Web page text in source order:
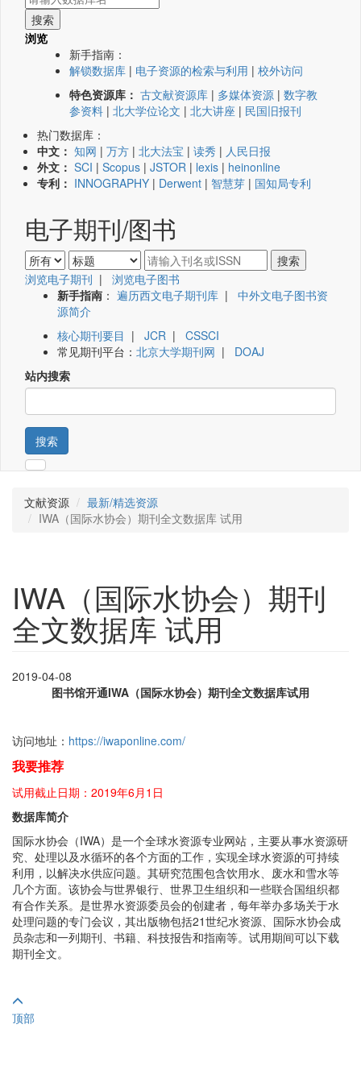
浏览
新手指南：
解锁数据库 | 电子资源的检索与利用 | 校外访问
特色资源库： 古文献资源库 | 多媒体资源 | 数字教
参资料 | 北大学位论文 | 北大讲座 | 民国旧报刊
热门数据库：
中文： 知网 | 万方 | 北大法宝 | 读秀 | 人民日报
外文： SCI | Scopus | JSTOR | lexis | heinonline
专利： INNOGRAPHY | Derwent | 智慧芽 | 国知局专利
电子期刊/图书
浏览电子期刊 | 浏览电子图书
新手指南 ： 遍历西文电子期刊库 | 中外文电子图书资
源简介
核心期刊要目 | JCR | CSSCI
常见期刊平台： 北京大学期刊网 | DOAJ
站内搜索
搜索
文献资源
最新/精选资源
IWA（国际水协会）期刊全文数据库 试用
IWA（国际水协会）期刊
全文数据库 试用
2019-04-08
图书馆开通IWA（国际水协会）期刊全文数据库试用
访问地址： https://iwaponline.com/
我要推荐
试用截止日期：2019年6月1日
数据库简介
国际水协会（IWA）是一个全球水资源专业网站，主要从事水资源研
究、处理以及水循环的各个方面的工作，实现全球水资源的可持续
利用，以解决水供应问题。其研究范围包含饮用水、废水和雪水等
几个方面。该协会与世界银行、世界卫生组织和一些联合国组织都
有合作关系。是世界水资源委员会的创建者，每年举办多场关于水
处理问题的专门会议，其出版物包括21世纪水资源、国际水协会成
员杂志和一列期刊、书籍、科技报告和指南等。试用期间可以下载
期刊全文。
顶部